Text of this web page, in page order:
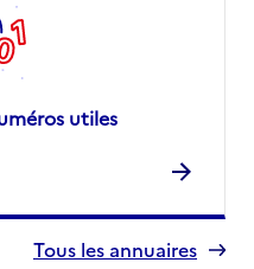
utiles
Tous les annuaires